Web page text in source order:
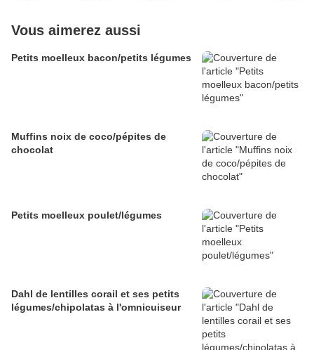
Vous aimerez aussi
Petits moelleux bacon/petits légumes
Muffins noix de coco/pépites de
chocolat
Petits moelleux poulet/légumes
Dahl de lentilles corail et ses petits
légumes/chipolatas à l'omnicuiseur